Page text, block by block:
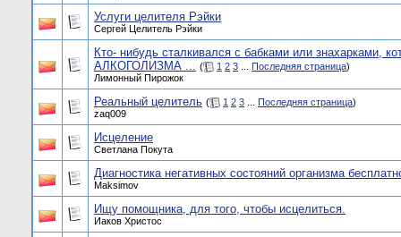
Услуги целителя Рэйки
Сергей Целитель Рэйки
Кто- нибудь сталкивался с бабками или знахарками,
АЛКОГОЛИЗМА ... ( 1 2 3 Последняя страница)
Лимонный Пирожок
Реальный целитель ( 1 2 3 Последняя страница)
zaq009
Исцеление
Светлана Покута
Диагностика негативных состояний организма
Maksimov
Ищу помощника, для того, чтобы исцелиться.
Иаков Христос